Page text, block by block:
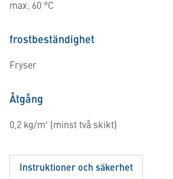
max. 60 °C
frostbeständighet
Fryser
Åtgång
0,2 kg/m² (minst två skikt)
Instruktioner och säkerhet